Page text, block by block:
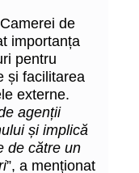
de
importanța
pentru
și facilitarea
externe.
agenții
și implică
de către un
”, a menționat